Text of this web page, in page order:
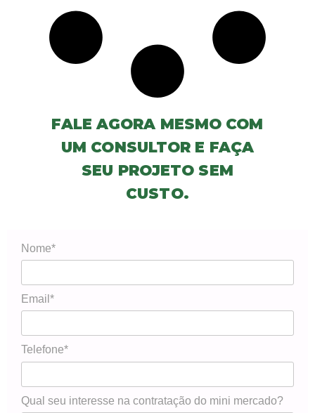
FALE AGORA MESMO COM
UM CONSULTOR E FAÇA
SEU PROJETO SEM
CUSTO.
Nome*
Email*
Telefone*
Qual seu interesse na contratação do mini mercado?